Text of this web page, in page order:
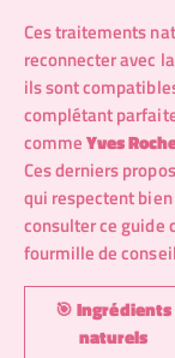
Ces traitements
reconnecter avec
ils sont
complétant
commeYves
Ces derniers
qui respectent
consulter ce guide
fourmille de
🎯Ingrédients
naturels